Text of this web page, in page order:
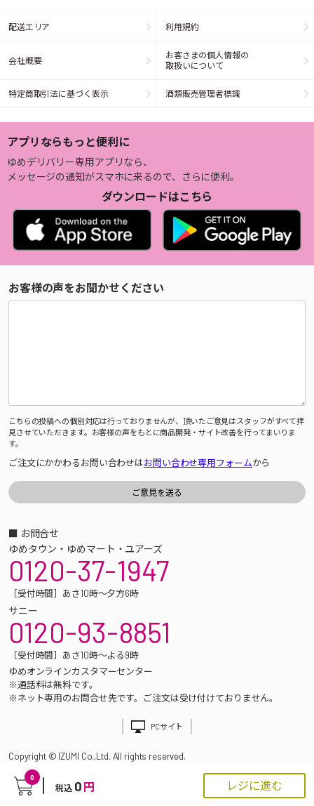
0
税込 0 円 レジに進む
配送エリア 利用規約
会社概要
お客さまの個人情報の
取扱いについて
特定商取引法に基づく表示 酒類販売管理者標識
アプリならもっと便利に
ゆめデリバリー専用アプリなら、
メッセージの通知がスマホに来るので、さらに便利。
ダウンロードはこちら
お客様の声をお聞かせください
こちらの投稿への個別対応は行っておりませんが、頂いたご意見はスタッフがすべて拝
見させていただきます。お客様の声をもとに商品開発・サイト改善を行ってまいりま
す。
ご注文にかかわるお問い合わせはお問い合わせ専用フォームから
■ お問合せ
ゆめタウン・ゆめマート・ユアーズ
0120-37-1947
［受付時間］あさ10時～夕方6時
サニー
0120-93-8851
［受付時間］あさ10時～よる9時
ゆめオンラインカスタマーセンター
※通話料は無料です。
※ネット専用のお問合せ先です。ご注文は受け付けておりません。
PCサイト
Copyright © IZUMI Co.,Ltd. All rights reserved.